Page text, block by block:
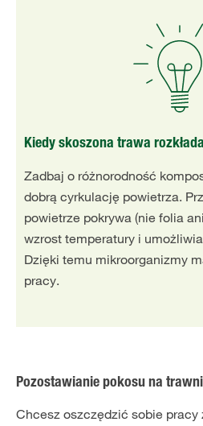
Kiedy skoszona trawa
Zadbaj o różnorodność
dobrą cyrkulację powietrza.
powietrze pokrywa (nie folia
wzrost temperatury i
Dzięki temu mikroorganizmy
pracy.
Pozostawianie pokosu na
Chcesz oszczędzić sobie